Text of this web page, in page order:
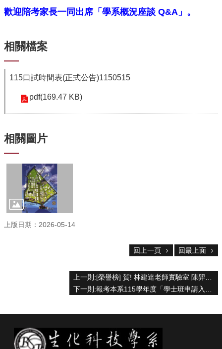
專
區
首
大
生
院
首
頁
覽
聯
絡
學
系
簡
歡迎陪考家長一同出席「學系概況座談 Q&A」。
相關檔案
115口試時間表(正式公告)1150515
pdf(169.47 KB)
相關圖片
上版日期：2026-05-14
回上一頁 回最上面